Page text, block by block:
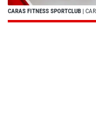
CARAS FITNESS SPORTCLUB |